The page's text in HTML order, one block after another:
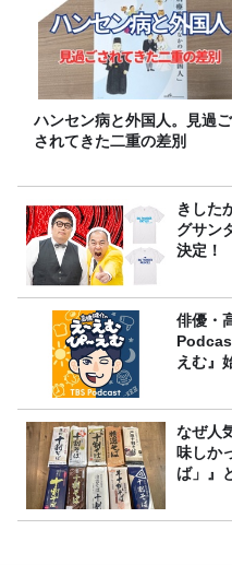
ハンセン病と外国人。見過ご
されてきた二重の差別
きした
グサン
決定！
俳優・
えむ』
なぜ人
味しか
ば」』